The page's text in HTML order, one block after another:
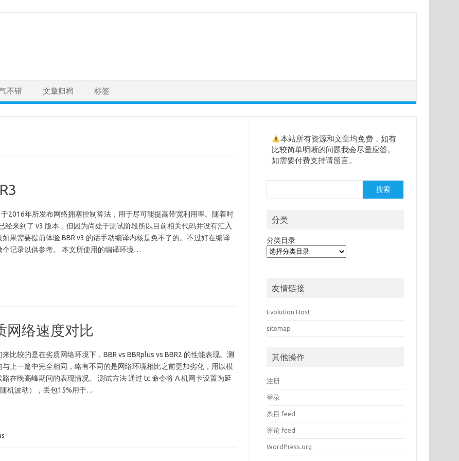
不错 文章归档 标签
于2016年所发布网络拥塞控制算法，用于尽可能提高带宽利用率。随着时
经来到了 v3 版本，但因为尚处于测试阶段所以目前相关代码并没有汇入
果需要提前体验 BBR v3 的话手动编译内核是免不了的。不过好在编译
个记录以供参考。 本文所使用的编译环境…
网络速度对比
比较的是在劣质网络环境下，BBR vs BBRplus vs BBR2 的性能表现。测
上一篇中完全相同，略有不同的是网络环境相比之前更加劣化，用以模
在晚高峰期间的表现情况。 测试方法 通过 tc 命令将 A 机网卡设置为延
机波动），丢包15%用于…
本站所有资源和文章均免费，如有
比较简单明晰的问题我会尽量应答。
如需要付费支持请留言。
索
搜索
分类
分类目录
友情链接
Evolution Host
sitemap
其他操作
注册
登录
条目 feed
评论 feed
WordPress.org